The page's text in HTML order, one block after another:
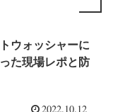
ウォッシャーに
た現場レポと防
2022.10.12